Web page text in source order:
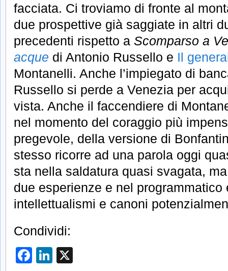
facciata. Ci troviamo di fronte al
due prospettive già saggiate in altri
precedenti rispetto a Scomparso a
acque di Antonio Russello e Il
Montanelli. Anche l’impiegato di
Russello si perde a Venezia per
vista. Anche il faccendiere di
nel momento del coraggio più
pregevole, della versione di
stesso ricorre ad una parola oggi
sta nella saldatura quasi svagata,
due esperienze e nel programmatico
intellettualismi e canoni
Condividi:
Facebook
LinkedIn